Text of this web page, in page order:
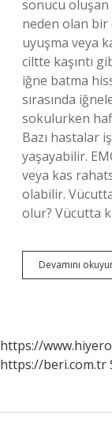
sonucu oluşan
neden olan bir
uyuşma veya
ciltte kaşıntı
iğne batma
sırasında
sokulurken
Bazı hastalar
yaşayabilir.
veya kas
olabilir.
olur? Vücutta
Devamını
https://
https://beri.com.tr